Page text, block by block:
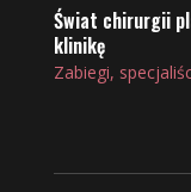
Świat chirurgii
klinikę
Zabiegi,